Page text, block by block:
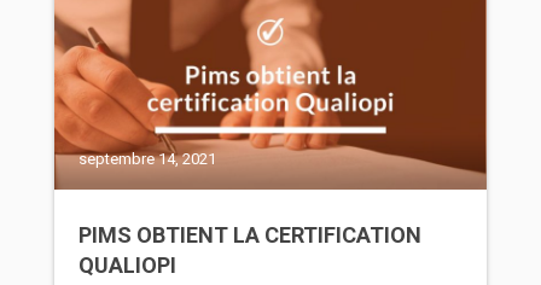
septembre 14, 2021
PIMS OBTIENT LA CERTIFICATION
QUALIOPI